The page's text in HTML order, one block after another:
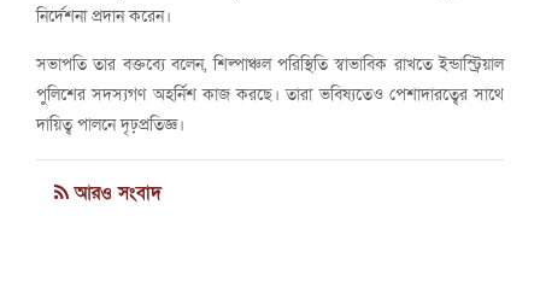
নির্দেশনা প্রদান করেন।
সভাপতি তার বক্তব্যে বলেন, শিল্পাঞ্চল পরিস্থিতি স্বাভাবিক রাখতে ইন্ডাস্ট্রিয়াল
পুলিশের সদস্যগণ অহর্নিশ কাজ করছে। তারা ভবিষ্যতেও পেশাদারত্বের সাথে
দায়িত্ব পালনে দৃঢ়প্রতিজ্ঞ।
আরও সংবাদ